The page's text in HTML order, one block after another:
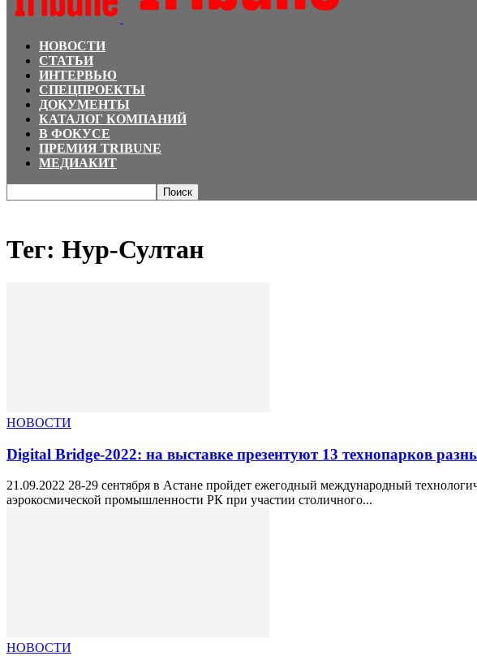
НОВОСТИ
СТАТЬИ
ИНТЕРВЬЮ
СПЕЦПРОЕКТЫ
ДОКУМЕНТЫ
КАТАЛОГ КОМПАНИЙ
В ФОКУСЕ
ПРЕМИЯ TRIBUNE
МЕДИАКИТ
Тег: Нур-Султан
НОВОСТИ
Digital Bridge-2022: на выставке презентуют 13 технопарков
21.09.2022 28-29 сентября в Астане пройдет ежегодный международный
аэрокосмической промышленности РК при участии столичного...
НОВОСТИ